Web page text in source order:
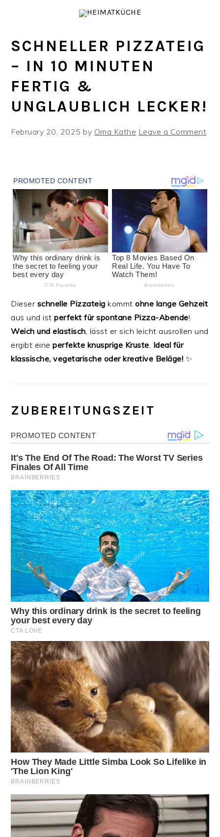
navigation
content
sidebar
SCHNELLER PIZZATEIG
– IN 10 MINUTEN
FERTIG &
UNGLAUBLICH LECKER!
February 20, 2025 by Oma Kathe Leave a Comment
Dieser schnelle Pizzateig kommtohne lange Gehzeit
aus und istperfekt für spontane Pizza-Abende!
Weich und elastisch, lässt er sich leicht ausrollen und
ergibt eineperfekte knusprige Kruste. Ideal für
klassische, vegetarische oder kreative Beläge! ✨
ZUBEREITUNGSZEIT